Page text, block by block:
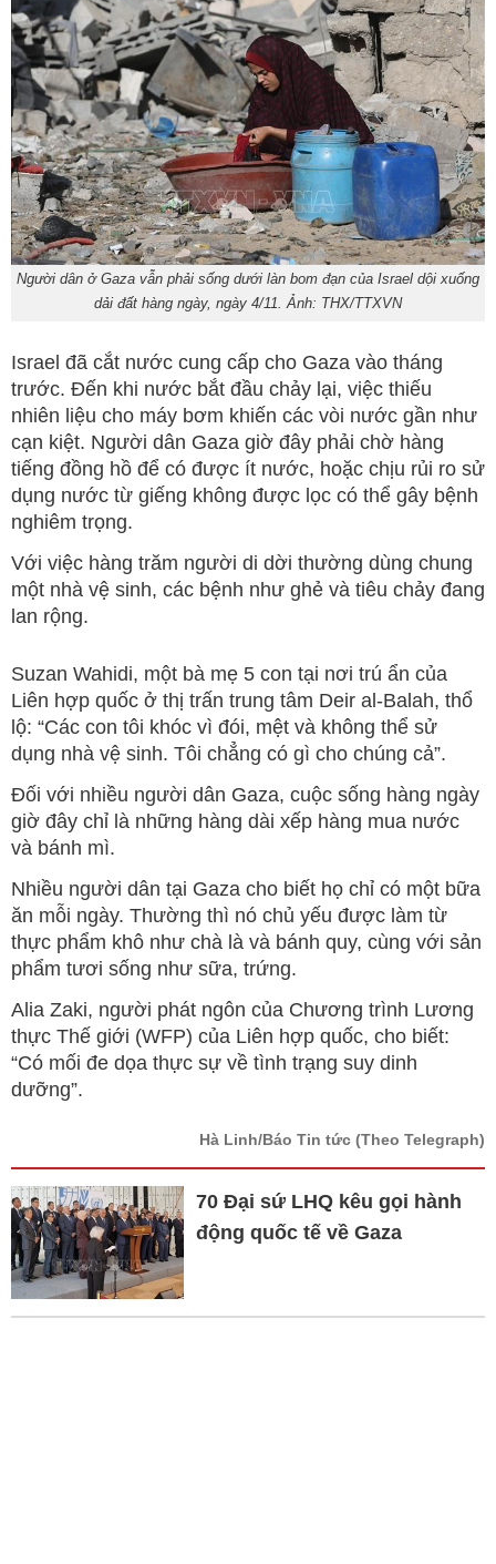
Người dân ở Gaza vẫn phải sống dưới làn bom đạn của Israel dội xuống
dải đất hàng ngày, ngày 4/11. Ảnh: THX/TTXVN
Israel đã cắt nước cung cấp cho Gaza vào tháng
trước. Đến khi nước bắt đầu chảy lại, việc thiếu
nhiên liệu cho máy bơm khiến các vòi nước gần như
cạn kiệt. Người dân Gaza giờ đây phải chờ hàng
tiếng đồng hồ để có được ít nước, hoặc chịu rủi ro sử
dụng nước từ giếng không được lọc có thể gây bệnh
nghiêm trọng.
Với việc hàng trăm người di dời thường dùng chung
một nhà vệ sinh, các bệnh như ghẻ và tiêu chảy đang
lan rộng.
Suzan Wahidi, một bà mẹ 5 con tại nơi trú ẩn của
Liên hợp quốc ở thị trấn trung tâm Deir al-Balah, thổ
lộ: “Các con tôi khóc vì đói, mệt và không thể sử
dụng nhà vệ sinh. Tôi chẳng có gì cho chúng cả”.
Đối với nhiều người dân Gaza, cuộc sống hàng ngày
giờ đây chỉ là những hàng dài xếp hàng mua nước
và bánh mì.
Nhiều người dân tại Gaza cho biết họ chỉ có một bữa
ăn mỗi ngày. Thường thì nó chủ yếu được làm từ
thực phẩm khô như chà là và bánh quy, cùng với sản
phẩm tươi sống như sữa, trứng.
Alia Zaki, người phát ngôn của Chương trình Lương
thực Thế giới (WFP) của Liên hợp quốc, cho biết:
“Có mối đe dọa thực sự về tình trạng suy dinh
dưỡng”.
Hà Linh/Báo Tin tức (Theo Telegraph)
70 Đại sứ LHQ kêu gọi hành
động quốc tế về Gaza